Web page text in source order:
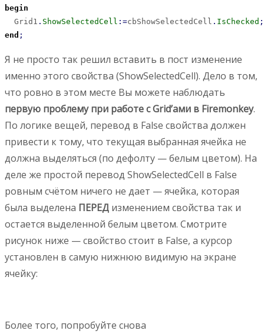
begin
  Grid1
. ShowSelectedCell : =cbShowSelectedCell . IsChecked ;
end ;
Я не просто так решил вставить в пост изменение
именно этого свойства (ShowSelectedCell). Дело в том,
что ровно в этом месте Вы можете наблюдать
первую проблему при работе с Grid’ами в Firemonkey.
По логике вещей, перевод в False свойства должен
привести к тому, что текущая выбранная ячейка не
должна выделяться (по дефолту — белым цветом). На
деле же простой перевод ShowSelectedCell в False
ровным счётом ничего не дает — ячейка, которая
была выделена ПЕРЕД изменением свойства так и
остается выделенной белым цветом. Смотрите
рисунок ниже — свойство стоит в False, а курсор
установлен в самую нижнюю видимую на экране
ячейку:
Более того, попробуйте снова